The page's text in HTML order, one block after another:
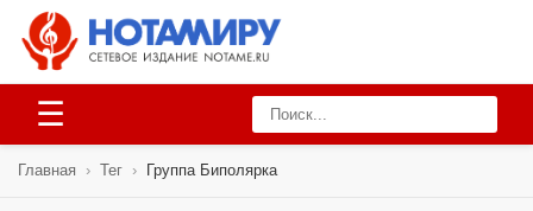
☰
Главная › Тег › Группа Биполярка